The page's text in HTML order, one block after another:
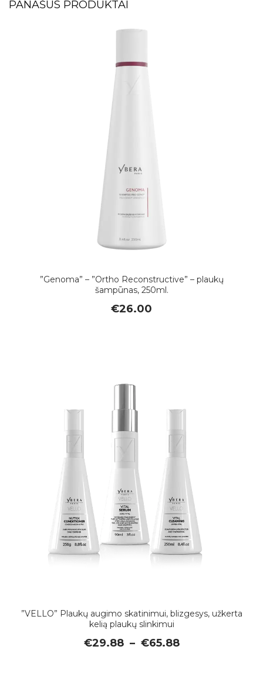
PANAŠŪS PRODUKTAI
”Genoma” – ”Ortho Reconstructive” – plaukų
šampūnas, 250ml.
€26.00
”VELLO” Plaukų augimo skatinimui, blizgesys, užkerta
kelią plaukų slinkimui
€29.88 – €65.88